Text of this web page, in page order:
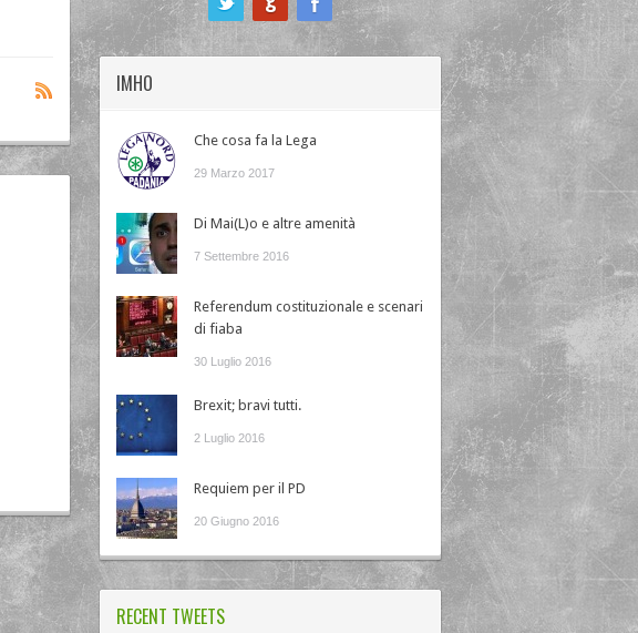
IMHO
Che cosa fa la Lega
29 Marzo 2017
Di Mai(L)o e altre amenità
7 Settembre 2016
Referendum costituzionale e scenari
di fiaba
30 Luglio 2016
Brexit; bravi tutti.
2 Luglio 2016
Requiem per il PD
20 Giugno 2016
RECENT TWEETS